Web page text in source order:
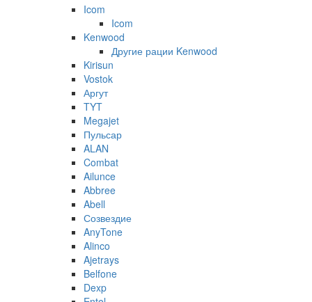
Icom
Icom
Kenwood
Другие рации Kenwood
Kirisun
Vostok
Аргут
TYT
Megajet
Пульсар
ALAN
Combat
Ailunce
Abbree
Abell
Созвездие
AnyTone
Alinco
Ajetrays
Belfone
Dexp